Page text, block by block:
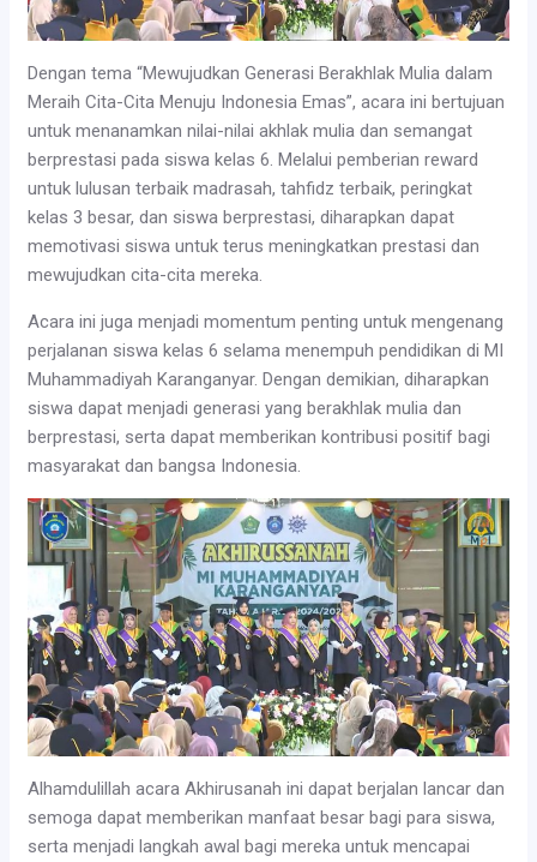
Dengan tema “Mewujudkan Generasi Berakhlak Mulia dalam
Meraih Cita-Cita Menuju Indonesia Emas”, acara ini bertujuan
untuk menanamkan nilai-nilai akhlak mulia dan semangat
berprestasi pada siswa kelas 6. Melalui pemberian reward
untuk lulusan terbaik madrasah, tahfidz terbaik, peringkat
kelas 3 besar, dan siswa berprestasi, diharapkan dapat
memotivasi siswa untuk terus meningkatkan prestasi dan
mewujudkan cita-cita mereka.
Acara ini juga menjadi momentum penting untuk mengenang
perjalanan siswa kelas 6 selama menempuh pendidikan di MI
Muhammadiyah Karanganyar. Dengan demikian, diharapkan
siswa dapat menjadi generasi yang berakhlak mulia dan
berprestasi, serta dapat memberikan kontribusi positif bagi
masyarakat dan bangsa Indonesia.
Alhamdulillah acara Akhirusanah ini dapat berjalan lancar dan
semoga dapat memberikan manfaat besar bagi para siswa,
serta menjadi langkah awal bagi mereka untuk mencapai